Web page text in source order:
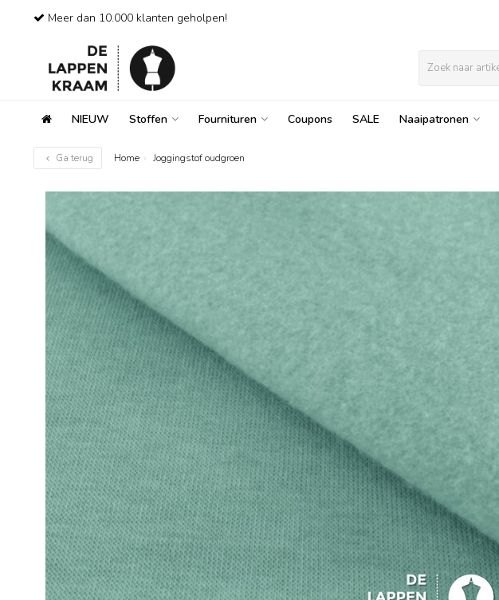
Meer dan 10.000 klanten geholpen!
NIEUW Stoffen Fournituren Coupons SALE Naaipatronen
Ga terug Home Joggingstof oudgroen